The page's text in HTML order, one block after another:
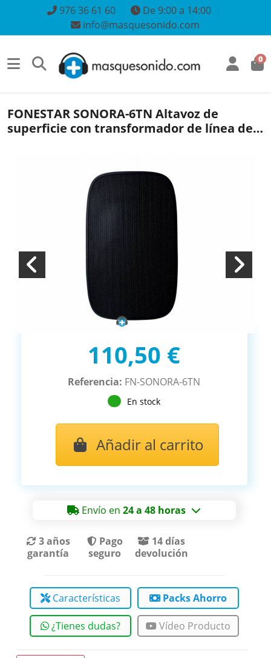
976 36 61 60
De 9:00 a 14:00
info@masquesonido.com
0
FONESTAR SONORA-6TN Altavoz de
superficie con transformador de línea de
110,50 €
Referencia: FN-SONORA-6TN
En stock
Añadir al carrito
Envío en24 a 48 horas
3 años
garantía
Pago
seguro
14 días
devolución
Características Packs Ahorro
¿Tienes dudas? Vídeo Producto